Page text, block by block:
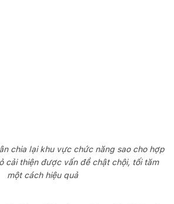
chia lại khu vực chức năng sao cho hợp
cải thiện được vấn đề chật chội, tối tăm
một cách hiệu quả